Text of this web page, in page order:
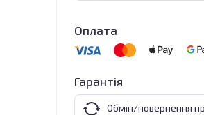
Оплата
Гарантія
Обмін/повернення